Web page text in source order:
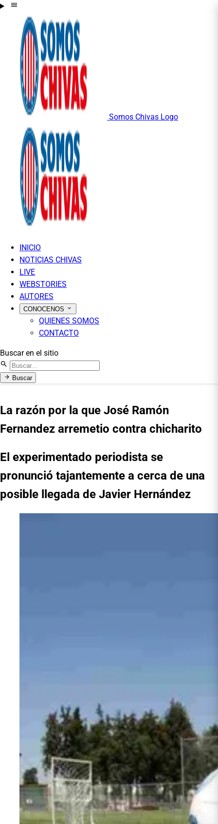
Somos Chivas Logo
INICIO
NOTICIAS CHIVAS
LIVE
WEBSTORIES
AUTORES
CONOCENOS
QUIENES SOMOS
CONTACTO
Buscar en el sitio
Buscar
La razón por la que José Ramón
Fernandez arremetio contra chicharito
El experimentado periodista se
pronunció tajantemente a cerca de una
posible llegada de Javier Hernández